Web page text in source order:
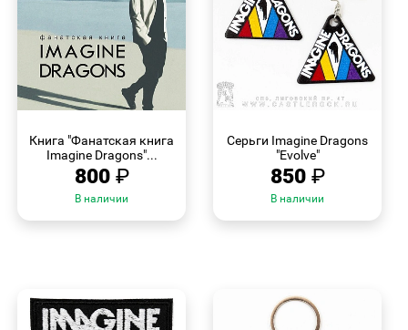
Книга "Фанатская книга
Imagine Dragons"...
800 ₽
В наличии
Серьги Imagine Dragons
"Evolve"
850 ₽
В наличии